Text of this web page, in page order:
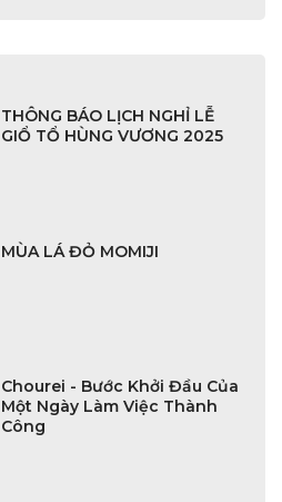
THÔNG BÁO LỊCH NGHỈ LỄ
GIỔ TỔ HÙNG VƯƠNG 2025
MÙA LÁ ĐỎ MOMIJI
Chourei - Bước Khởi Đầu Của
Một Ngày Làm Việc Thành
Công